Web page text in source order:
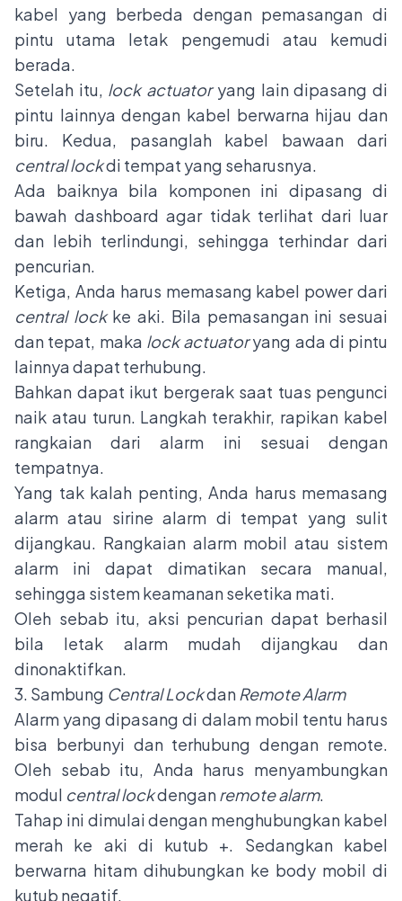
kabel yang berbeda dengan pemasangan di
pintu utama letak pengemudi atau kemudi
berada.
Setelah itu, lock actuatoryang lain dipasang di
pintu lainnya dengan kabel berwarna hijau dan
biru. Kedua, pasanglah kabel bawaan dari
central lockdi tempat yang seharusnya.
Ada baiknya bila komponen ini dipasang di
bawah dashboard agar tidak terlihat dari luar
dan lebih terlindungi, sehingga terhindar dari
pencurian.
Ketiga, Anda harus memasang kabel power dari
central lockke aki. Bila pemasangan ini sesuai
dan tepat, maka lock actuatoryang ada di pintu
lainnya dapat terhubung.
Bahkan dapat ikut bergerak saat tuas pengunci
naik atau turun. Langkah terakhir, rapikan kabel
rangkaian dari alarm ini sesuai dengan
tempatnya.
Yang tak kalah penting, Anda harus memasang
alarm atau sirine alarm di tempat yang sulit
dijangkau. Rangkaian alarm mobil atau sistem
alarm ini dapat dimatikan secara manual,
sehingga sistem keamanan seketika mati.
Oleh sebab itu, aksi pencurian dapat berhasil
bila letak alarm mudah dijangkau dan
dinonaktifkan.
3. Sambung Central Lockdan Remote Alarm
Alarm yang dipasang di dalam mobil tentu harus
bisa berbunyi dan terhubung dengan remote.
Oleh sebab itu, Anda harus menyambungkan
modul central lockdenganremote alarm.
Tahap ini dimulai dengan menghubungkan kabel
merah ke aki di kutub +. Sedangkan kabel
berwarna hitam dihubungkan ke body mobil di
kutub negatif.